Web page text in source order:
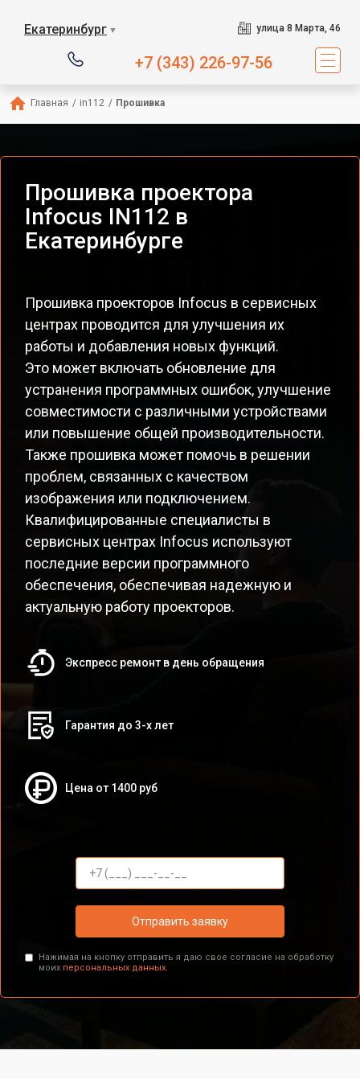
Екатеринбург ▼ улица 8 Марта, 46
+7 (343) 226-97-56
Главная / in112 / Прошивка
Прошивка проектора
Infocus IN112 в
Екатеринбурге
Прошивка проекторов Infocus в сервисных
центрах проводится для улучшения их
работы и добавления новых функций.
Это может включать обновление для
устранения программных ошибок, улучшение
совместимости с различными устройствами
или повышение общей производительности.
Также прошивка может помочь в решении
проблем, связанных с качеством
изображения или подключением.
Квалифицированные специалисты в
сервисных центрах Infocus используют
последние версии программного
обеспечения, обеспечивая надежную и
актуальную работу проекторов.
Экспресс ремонт в день обращения
Гарантия до 3-х лет
Цена от 1400 руб
Отправить заявку
Нажимая на кнопку отправить я даю свое согласие на обработку
моих персональных данных.